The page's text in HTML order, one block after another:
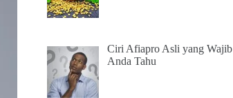
Ciri Afiapro Asli yang Wajib
Anda Tahu